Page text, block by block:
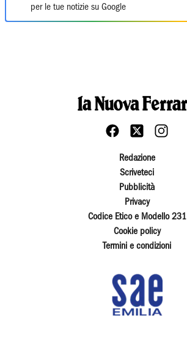
per le tue notizie su Google
Redazione
Scriveteci
Pubblicità
Privacy
Codice Etico e Modello 231
Cookie policy
Termini e condizioni